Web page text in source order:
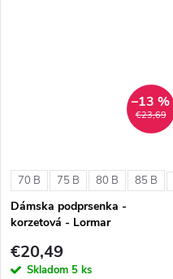
€23,69
–13 %
70 B 75 B 80 B 85 B
Dámska podprsenka -
korzetová - Lormar
€20,49
Skladom 5 ks